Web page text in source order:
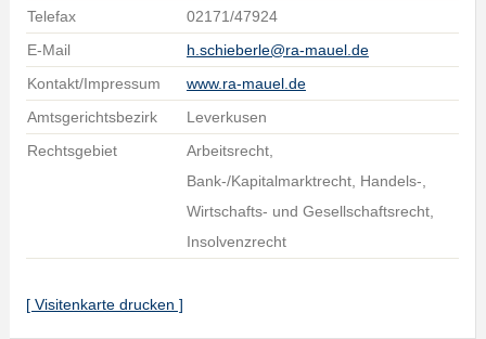
Telefax
02171/47924
E-Mail
h.schieberle@ra-mauel.de
Kontakt/Impressum
www.ra-mauel.de
Amtsgerichtsbezirk
Leverkusen
Rechtsgebiet
Arbeitsrecht,
Bank-/Kapitalmarktrecht, Handels-,
Wirtschafts- und Gesellschaftsrecht,
Insolvenzrecht
[ Visitenkarte drucken ]